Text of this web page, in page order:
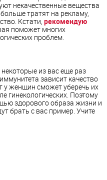
некачественные вещества
тратят на рекламу,
Кстати, рекомендую
поможет многих
проблем.
из вас еще раз
зависит качество
у женщин сможет уберечь их
гинекологических. Поэтому
здорового образа жизни и
брать с вас пример. Учите